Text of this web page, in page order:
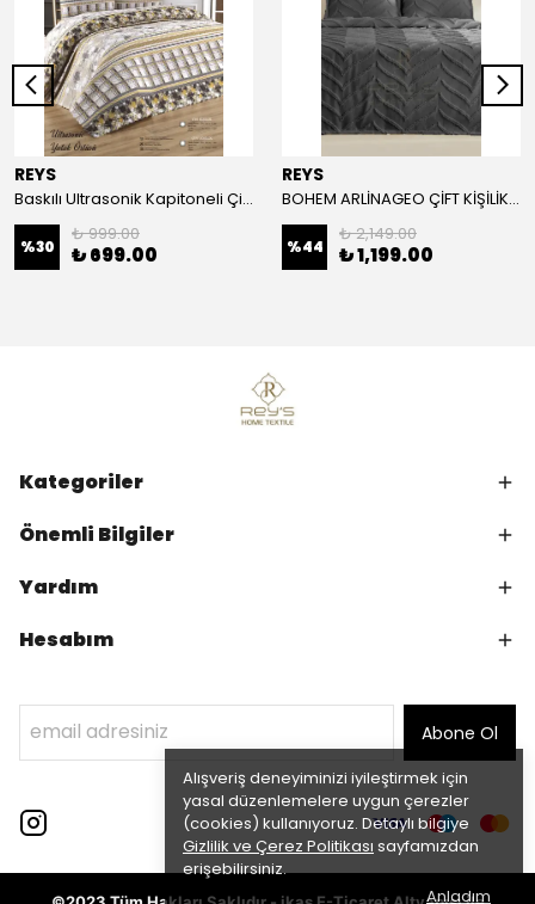
Alışveriş deneyiminizi iyileştirmek için
yasal düzenlemelere uygun çerezler
(cookies) kullanıyoruz. Detaylı bilgiye
Gizlilik ve Çerez Politikası sayfamızdan
erişebilirsiniz.
Anladım
REYS
Baskılı Ultrasonik Kapitoneli Çift Kişilik Yatak Örtüsü
%30
₺ 999.00
₺ 699.00
REYS
BOHEM ARLİNAGEO ÇİFT KİŞİLİK YATAK ÖRTÜSÜ TAKIMI 230x240 - ANTRASİT -
%44
₺ 2,149.00
₺ 1,199.00
Kategoriler
Önemli Bilgiler
Yardım
Hesabım
Abone Ol